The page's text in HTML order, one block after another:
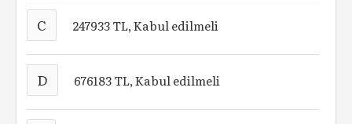
C 247933 TL, Kabul edilmeli
D 676183 TL, Kabul edilmeli